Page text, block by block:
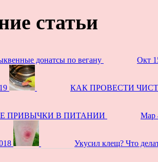
статьи
донатсы по вегану Окт
КАК ПРОВЕСТИ
ПРИВЫЧКИ В ПИТАНИИ Мар
Укусил клещ? Что